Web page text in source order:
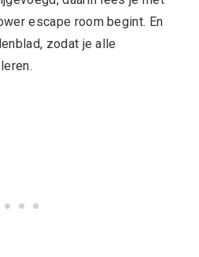
escape room begint. En
zodat je alle